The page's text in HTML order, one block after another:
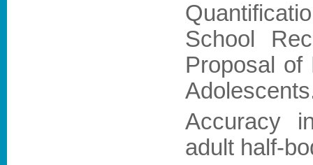
School
Proposal of
Adolescents
Accuracy
adult half-